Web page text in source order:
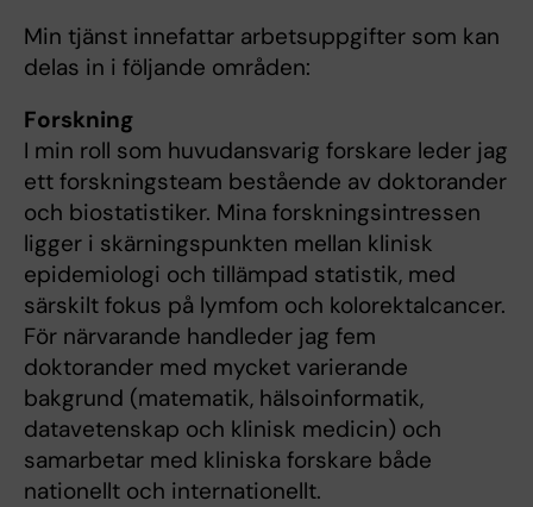
Min tjänst innefattar arbetsuppgifter som kan
delas in i följande områden:
Forskning
I min roll som huvudansvarig forskare leder jag
ett forskningsteam bestående av doktorander
och biostatistiker. Mina forskningsintressen
ligger i skärningspunkten mellan klinisk
epidemiologi och tillämpad statistik, med
särskilt fokus på lymfom och kolorektalcancer.
För närvarande handleder jag fem
doktorander med mycket varierande
bakgrund (matematik, hälsoinformatik,
datavetenskap och klinisk medicin) och
samarbetar med kliniska forskare både
nationellt och internationellt.